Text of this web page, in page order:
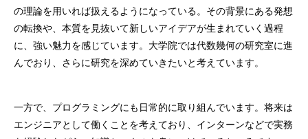
の理論を用いれば扱えるようになっている。その背景にある発想
の転換や、本質を見抜いて新しいアイデアが生まれていく過程
に、強い魅力を感じています。大学院では代数幾何の研究室に進
んでおり、さらに研究を深めていきたいと考えています。
一方で、プログラミングにも日常的に取り組んでいます。将来は
エンジニアとして働くことを考えており、インターンなどで実務